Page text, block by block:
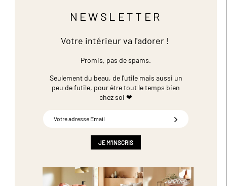
NEWSLETTER
Votre intérieur va l'adorer !
Promis, pas de spams.
Seulement du beau, de l'utile mais aussi un
peu de futile, pour être tout le temps bien
chez soi ❤
JE M'INSCRIS